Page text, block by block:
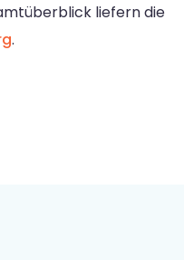
liefern die
.